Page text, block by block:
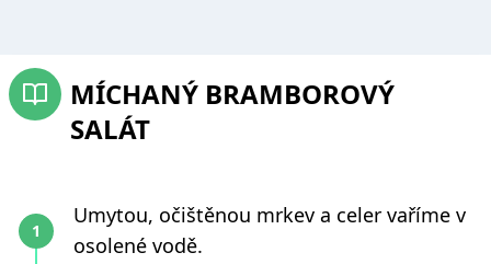
MÍCHANÝ BRAMBOROVÝ
SALÁT
Umytou, očištěnou mrkev a celer vaříme v
osolené vodě.